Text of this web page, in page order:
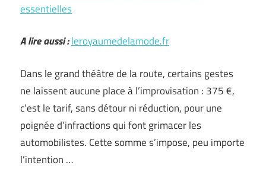
essentielles
A lire aussi :leroyaumedelamode.fr
Dans le grand théâtre de la route, certains gestes
ne laissent aucune place à l’improvisation : 375 €,
c’est le tarif, sans détour ni réduction, pour une
poignée d’infractions qui font grimacer les
automobilistes. Cette somme s’impose, peu importe
l’intention …